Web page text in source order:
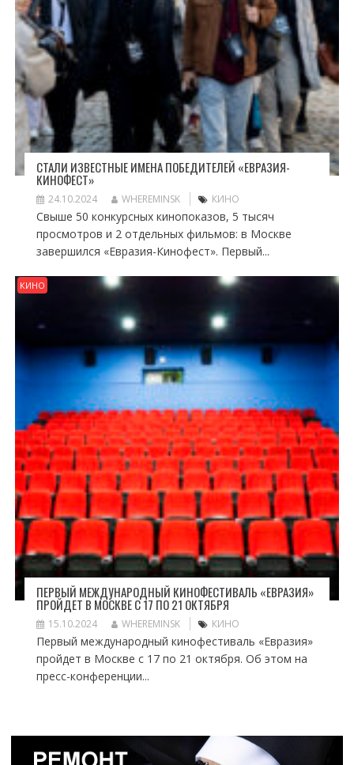
СТАЛИ ИЗВЕСТНЫЕ ИМЕНА ПОБЕДИТЕЛЕЙ «ЕВРАЗИЯ-
КИНОФЕСТ»
24.10.2024 WHEREMINSK КИНО
Свыше 50 конкурсных кинопоказов, 5 тысяч
просмотров и 2 отдельных фильмов: в Москве
завершился «Евразия-Кинофест». Первый...
КИНО
ПЕРВЫЙ МЕЖДУНАРОДНЫЙ КИНОФЕСТИВАЛЬ «ЕВРАЗИЯ»
ПРОЙДЕТ В МОСКВЕ С 17 ПО 21 ОКТЯБРЯ
15.10.2024 WHEREMINSK КИНО
Первый международный кинофестиваль «Евразия»
пройдет в Москве с 17 по 21 октября. Об этом на
пресс-конференции...